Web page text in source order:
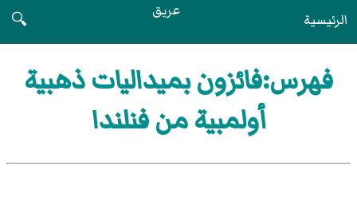
الرئيسية عريق
🔍
فهرس:فائزون بميداليات ذهبية
أولمبية من فنلندا